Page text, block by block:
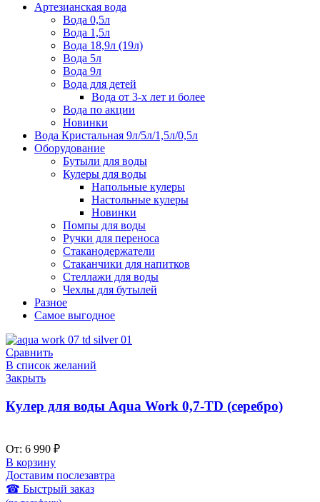
Артезианская вода
Вода 0,5л
Вода 1,5л
Вода 18,9л (19л)
Вода 5л
Вода 9л
Вода для детей
Вода от 3-х лет и более
Вода по акции
Новинки
Вода Кристальная 9л/5л/1,5л/0,5л
Оборудование
Бутыли для воды
Кулеры для воды
Напольные кулеры
Настольные кулеры
Новинки
Помпы для воды
Ручки для переноса
Стаканодержатели
Стаканчики для напитков
Стеллажи для воды
Чехлы для бутылей
Разное
Самое выгодное
Сравнить
В список желаний
Закрыть
Кулер для воды Aqua Work 0,7-TD (серебро)
От: 6 990 ₽
В корзину
Доставим послезавтра
☎ Быстрый заказ